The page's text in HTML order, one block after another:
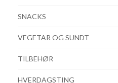
SNACKS
VEGETAR OG SUNDT
TILBEHØR
HVERDAGSTING